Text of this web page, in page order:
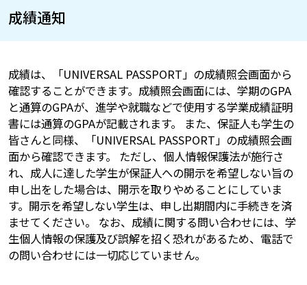
成績通知
成績は、「UNIVERSAL PASSPORT」の成績照会画面から
確認することができます。成績照会画面には、学期のGPA
と通算のGPAが、進学や就職などで使用する学業成績証明
書には通算のGPAが記載されます。 また、保証人も学生の
皆さんと同様、「UNIVERSAL PASSPORT」の成績照会画
面から確認できます。 ただし、個人情報保護法が施行さ
れ、成人に達した学生が保証人への開示を希望しない旨の
申し出をした場合は、開示を取りやめることにしていま
す。開示を希望しない学生は、申し出期間内に手続きを済
ませてください。 なお、成績に関する問い合わせには、学
生個人情報の保護及び誤解を招く恐れがあるため、電話で
の問い合わせには一切応じていません。